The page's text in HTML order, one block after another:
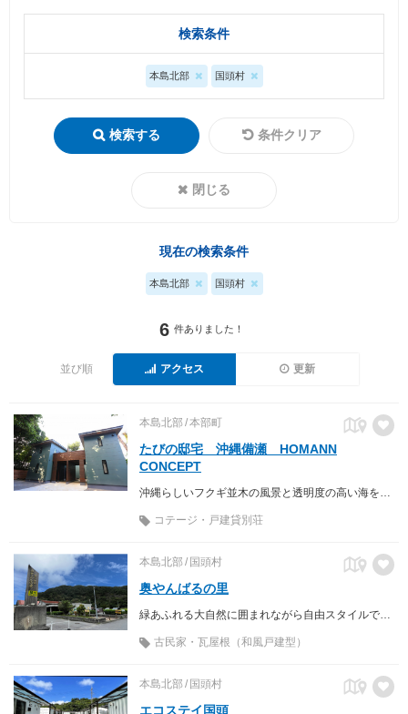
検索条件
本島北部 国頭村
検索する 条件クリア
閉じる
現在の検索条件
本島北部 国頭村
6 件ありました！
並び順 アクセス 更新
本島北部 本部町
たびの邸宅 沖縄備瀬 HOMANN
CONCEPT
コテージ・戸建貸別荘
本島北部 国頭村
奥やんばるの里
緑あふれる大自然に囲まれながら自由スタイルで滞在
古民家・瓦屋根（和風戸建型）
本島北部 国頭村
エコステイ国頭